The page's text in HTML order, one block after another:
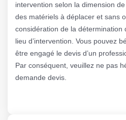
intervention selon la dimension
des matériels à déplacer et sans
considération de la détermination
lieu d’intervention. Vous pouvez
être engagé le devis d’un
Par conséquent, veuillez ne pas
demande devis.